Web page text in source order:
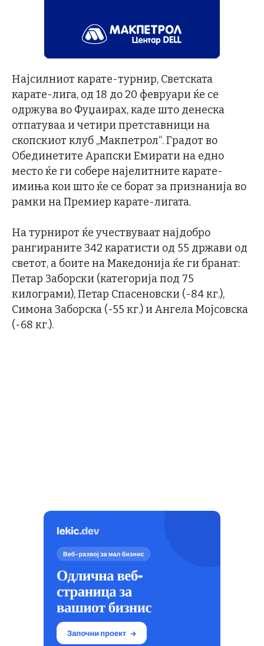
Најсилниот карате-турнир, Светската
карате-лига, од 18 до 20 февруари ќе се
одржува во Фуџаирах, каде што денеска
отпатуваа и четири претставници на
скопскиот клуб „Макпетрол“. Градот во
Обединетите Арапски Емирати на едно
место ќе ги собере најелитните карате-
имиња кои што ќе се борат за признанија во
рамки на Премиер карате-лигата.
На турнирот ќе учествуваат најдобро
рангираните 342 каратисти од 55 држави од
светот, а боите на Македонија ќе ги бранат:
Петар Заборски (категорија под 75
килограми), Петар Спасеновски (-84 кг.),
Симона Заборска (-55 кг.) и Ангела Мојсовска
(-68 кг.).